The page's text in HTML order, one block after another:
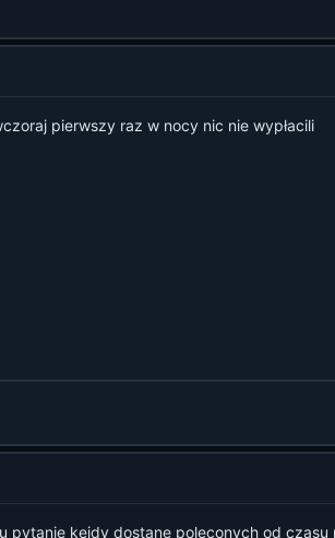
pierwszy raz w nocy nic nie wypłacili
keidy dostanę poleconych od czasu